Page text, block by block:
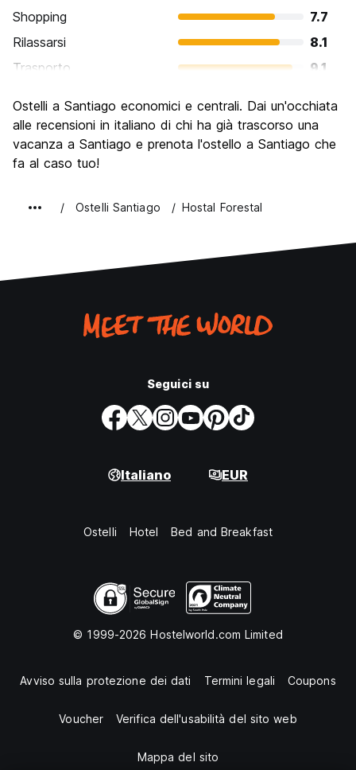
Shopping
7.7
Rilassarsi
8.1
Trasporto
9.1
Luoghi di interesse culturale
8.6
Festa / Vita notturna
8.2
Qualita' Prezzo
Ostelli a Santiago economici e centrali. Dai un'occhiata
alle recensioni in italiano di chi ha già trascorso una
vacanza a Santiago e prenota l'ostello a Santiago che
fa al caso tuo!
Ostelli Santiago Hostal Forestal
Seguici su
Italiano EUR
Ostelli Hotel Bed and Breakfast
© 1999-2026 Hostelworld.com Limited
Avviso sulla protezione dei dati Termini legali Coupons
Voucher Verifica dell'usabilità del sito web
Mappa del sito